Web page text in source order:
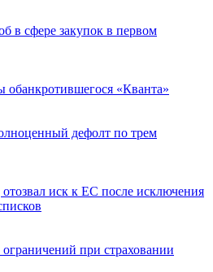
в сфере закупок в первом
обанкротившегося «Кванта»
дефолт по трем
иск к ЕС после исключения
при страховании